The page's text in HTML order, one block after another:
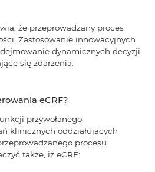
że przeprowadzany proces
Zastosowanie innowacyjnych
dynamicznych decyzji
się zdarzenia.
eCRF?
przywołanego
klinicznych oddziałujących
procesu
także, iż eCRF: